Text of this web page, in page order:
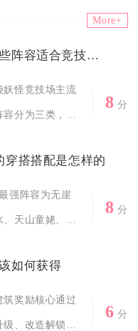
More+
火红版口袋妖怪有哪些阵容适合竞技场对战
妖怪竞技场主流
容分为三类，分
8 分
穿搭搭配是怎样的
强阵容为无崖
天山童姥、石
8 分
如何获得
筑奖励核心通过
、改造解锁、
6 分